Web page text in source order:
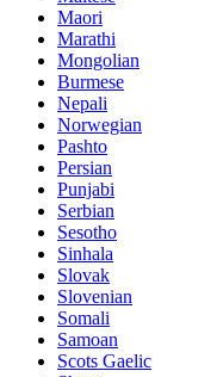
Maori
Marathi
Mongolian
Burmese
Nepali
Norwegian
Pashto
Persian
Punjabi
Serbian
Sesotho
Sinhala
Slovak
Slovenian
Somali
Samoan
Scots Gaelic